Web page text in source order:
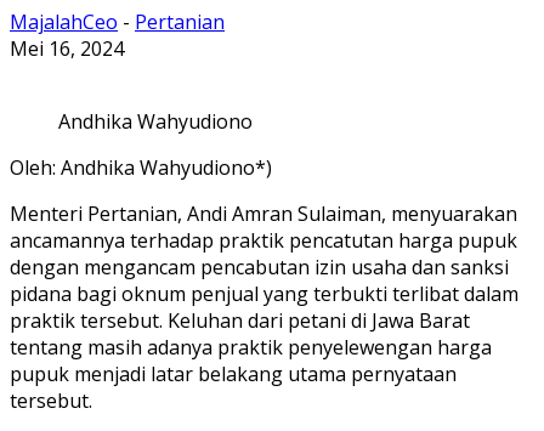
MajalahCeo - Pertanian
Mei 16, 2024
Andhika Wahyudiono
Oleh: Andhika Wahyudiono*)
Menteri Pertanian, Andi Amran Sulaiman, menyuarakan
ancamannya terhadap praktik pencatutan harga pupuk
dengan mengancam pencabutan izin usaha dan sanksi
pidana bagi oknum penjual yang terbukti terlibat dalam
praktik tersebut. Keluhan dari petani di Jawa Barat
tentang masih adanya praktik penyelewengan harga
pupuk menjadi latar belakang utama pernyataan
tersebut.